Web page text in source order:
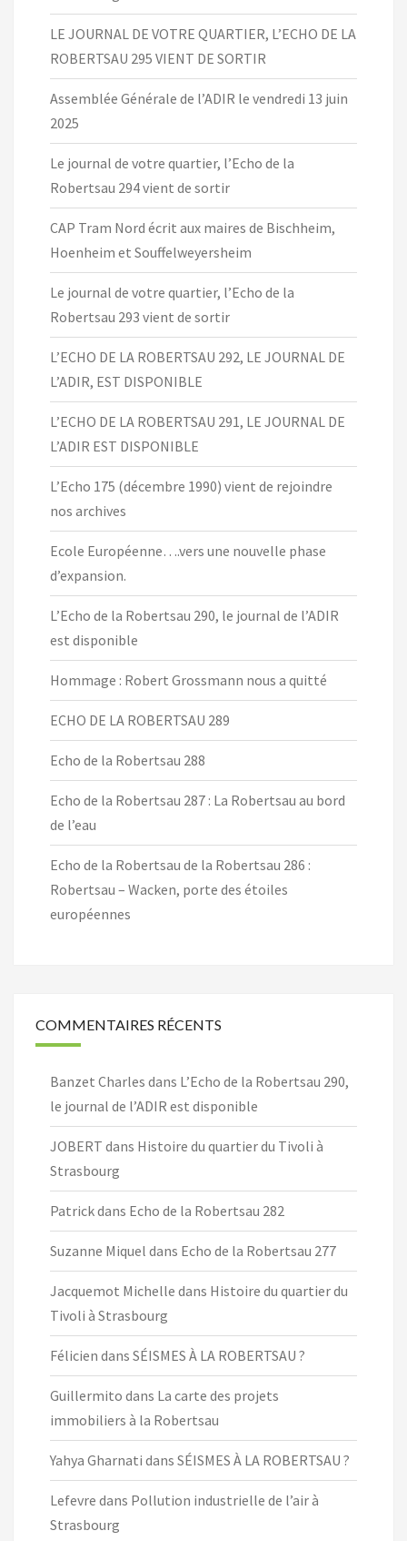
LE JOURNAL DE VOTRE QUARTIER, L’ECHO DE LA
ROBERTSAU 295 VIENT DE SORTIR
Assemblée Générale de l’ADIR le vendredi 13 juin
2025
Le journal de votre quartier, l’Echo de la
Robertsau 294 vient de sortir
CAP Tram Nord écrit aux maires de Bischheim,
Hoenheim et Souffelweyersheim
Le journal de votre quartier, l’Echo de la
Robertsau 293 vient de sortir
L’ECHO DE LA ROBERTSAU 292, LE JOURNAL DE
L’ADIR, EST DISPONIBLE
L’ECHO DE LA ROBERTSAU 291, LE JOURNAL DE
L’ADIR EST DISPONIBLE
L’Echo 175 (décembre 1990) vient de rejoindre
nos archives
Ecole Européenne….vers une nouvelle phase
d’expansion.
L’Echo de la Robertsau 290, le journal de l’ADIR
est disponible
Hommage : Robert Grossmann nous a quitté
ECHO DE LA ROBERTSAU 289
Echo de la Robertsau 288
Echo de la Robertsau 287 : La Robertsau au bord
de l’eau
Echo de la Robertsau de la Robertsau 286 :
Robertsau – Wacken, porte des étoiles
européennes
COMMENTAIRES RÉCENTS
Banzet Charles dans L’Echo de la Robertsau 290,
le journal de l’ADIR est disponible
JOBERT dans Histoire du quartier du Tivoli à
Strasbourg
Patrickdans Echo de la Robertsau 282
Suzanne Miquel dans Echo de la Robertsau 277
Jacquemot Michelle dans Histoire du quartier du
Tivoli à Strasbourg
Félicien dans SÉISMES À LA ROBERTSAU ?
Guillermito dans La carte des projets
immobiliers à la Robertsau
Yahya Gharnati dans SÉISMES À LA ROBERTSAU ?
Lefevre dans Pollution industrielle de l’air à
Strasbourg